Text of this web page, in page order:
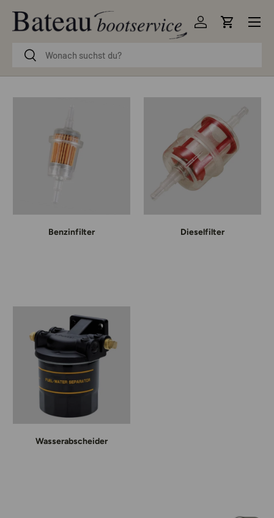
Direkt zum Inhalt
SuchenSuchen
Einloggen
Menü
Benzinfilter Dieselfilter
Wasserabscheider